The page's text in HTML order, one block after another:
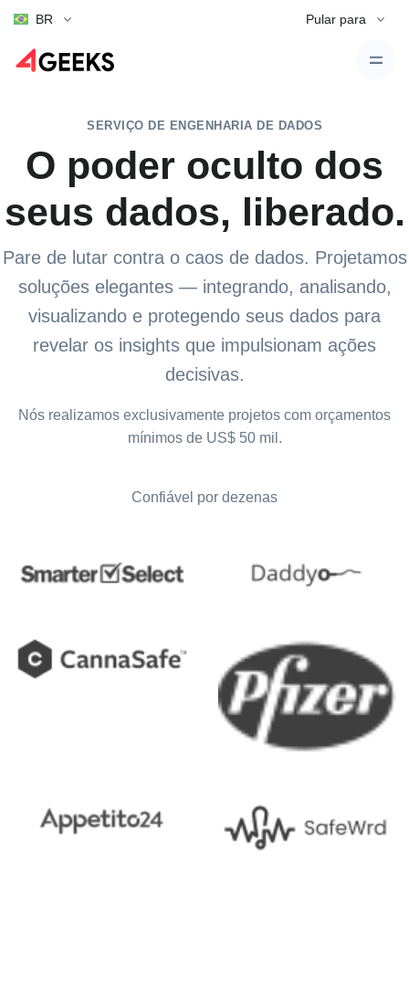
BR Pular para
SERVIÇO DE ENGENHARIA DE DADOS
O poder oculto dos
seus dados, liberado.
Pare de lutar contra o caos de dados. Projetamos
soluções elegantes — integrando, analisando,
visualizando e protegendo seus dados para
revelar os insights que impulsionam ações
decisivas.
Nós realizamos exclusivamente projetos com orçamentos
mínimos de US$ 50 mil.
Confiável por dezenas